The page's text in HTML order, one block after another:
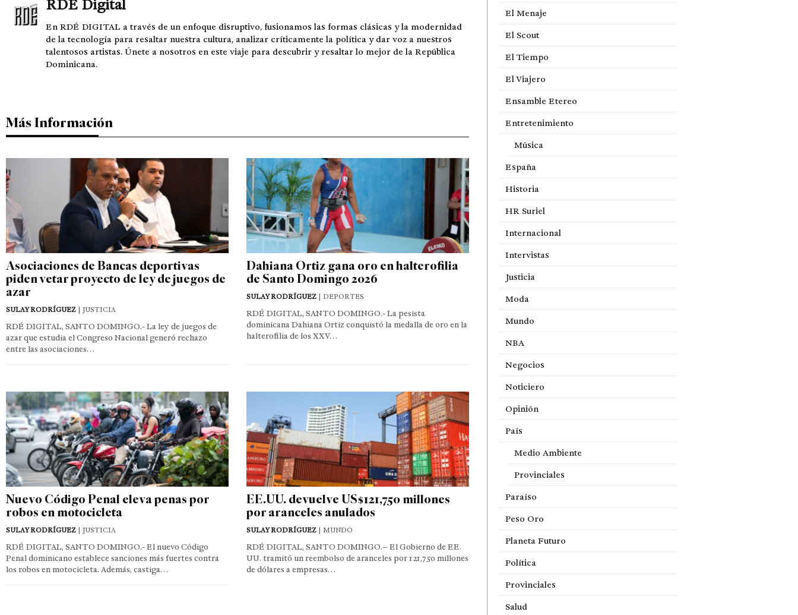
RDE Digital
En RDÉ DIGITAL a través de un enfoque disruptivo, fusionamos las formas clásicas y la modernidad
de la tecnología para resaltar nuestra cultura, analizar críticamente la política y dar voz a nuestros
talentosos artistas. Únete a nosotros en este viaje para descubrir y resaltar lo mejor de la República
Dominicana.
Más Información
Asociaciones de Bancas deportivas
piden vetar proyecto de ley de juegos de
azar
SULAY RODRÍGUEZ | JUSTICIA
RDÉ DIGITAL, SANTO DOMINGO.- La ley de juegos de
azar que estudia el Congreso Nacional generó rechazo
entre las asociaciones…
Dahiana Ortiz gana oro en halterofilia
de Santo Domingo 2026
SULAY RODRÍGUEZ| DEPORTES
RDÉ DIGITAL, SANTO DOMINGO.- La pesista
dominicana Dahiana Ortiz conquistó la medalla de oro en la
halterofilia de los XXV…
Nuevo Código Penal eleva penas por
robos en motocicleta
SULAY RODRÍGUEZ | JUSTICIA
RDÉ DIGITAL, SANTO DOMINGO.- El nuevo Código
Penal dominicano establece sanciones más fuertes contra
los robos en motocicleta. Además, castiga…
EE.UU. devuelve US$121,750 millones
por aranceles anulados
SULAY RODRÍGUEZ| MUNDO
RDÉ DIGITAL, SANTO DOMINGO.– El Gobierno de EE.
UU. tramitó un reembolso de aranceles por 121,750 millones
de dólares a empresas…
El Menaje
El Scout
El Tiempo
El Viajero
Ensamble Etereo
Entretenimiento
Música
España
Historia
HR Suriel
Internacional
Intervistas
Justicia
Moda
Mundo
NBA
Negocios
Noticiero
Opinión
País
Medio Ambiente
Provinciales
Paraíso
Peso Oro
Planeta Futuro
Política
Provinciales
Salud